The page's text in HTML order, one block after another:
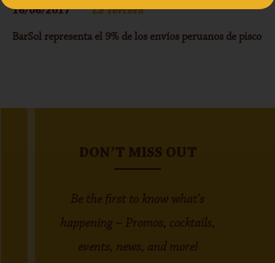
16/06/2017 La Tercera
BarSol representa el 9% de los envíos peruanos de pisco
DON’T MISS OUT
Be the first to know what’s
happening – Promos, cocktails,
events, news, and more!